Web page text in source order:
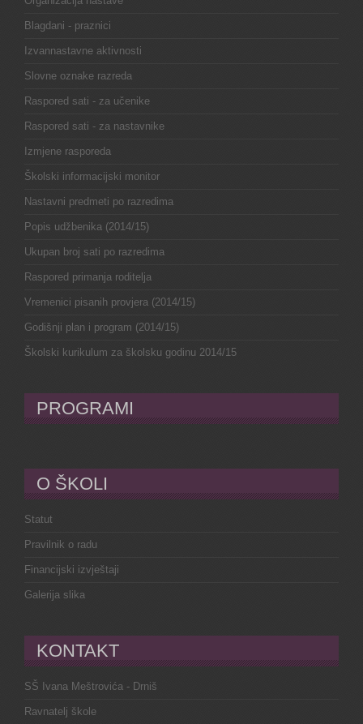
Blagdani - praznici
Izvannastavne aktivnosti
Slovne oznake razreda
Raspored sati - za učenike
Raspored sati - za nastavnike
Izmjene rasporeda
Školski informacijski monitor
Nastavni predmeti po razredima
Popis udžbenika (2014/15)
Ukupan broj sati po razredima
Raspored primanja roditelja
Vremenici pisanih provjera (2014/15)
Godišnji plan i program (2014/15)
Školski kurikulum za školsku godinu 2014/15
PROGRAMI
O ŠKOLI
Statut
Pravilnik o radu
Financijski izvještaji
Galerija slika
KONTAKT
SŠ Ivana Meštrovića - Drniš
Ravnatelj škole